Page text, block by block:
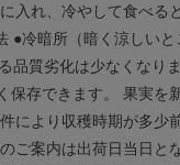
入れ、冷やして食べ
●冷暗所（暗く涼しい
品質劣化は少なくな
保存できます。 果実
により収穫時期が多
ご案内は出荷日当日